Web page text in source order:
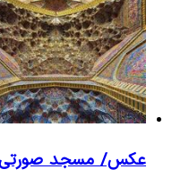
عکس/ مسجد صورتی